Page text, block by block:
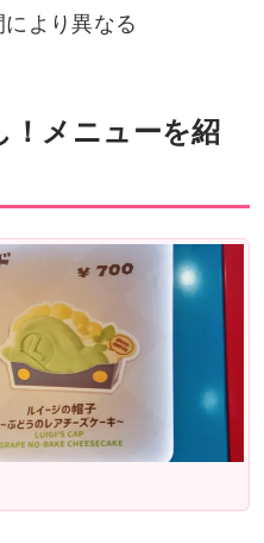
より異なる
！メニューを紹